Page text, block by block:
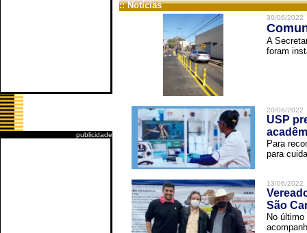
publicidade
:: Notícias
30/06/2022
A
foram
20/06/2022
USP
Para
para
13/06/2022
São
No